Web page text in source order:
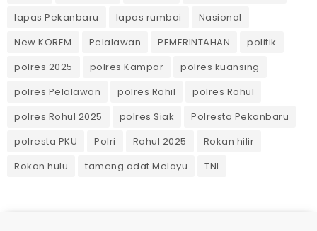
lapas Pekanbaru
lapas rumbai
Nasional
New KOREM
Pelalawan PEMERINTAHAN
politik
polres 2025
polres Kampar
polres kuansing
polres Pelalawan
polres Rohil
polres Rohul
polres Rohul 2025
polres Siak
Polresta Pekanbaru
polresta PKU
Polri Rohul 2025
Rokan hilir
Rokan hulu
tameng adat Melayu TNI